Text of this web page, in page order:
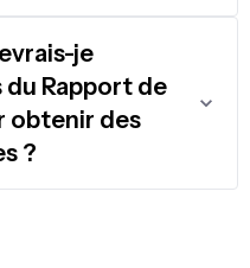
je
Rapport de
obtenir des
?